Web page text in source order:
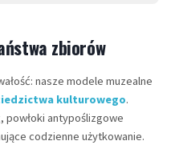
zbiorów
nasze modele muzealne
kulturowego.
powłoki antypoślizgowe
codzienne użytkowanie.